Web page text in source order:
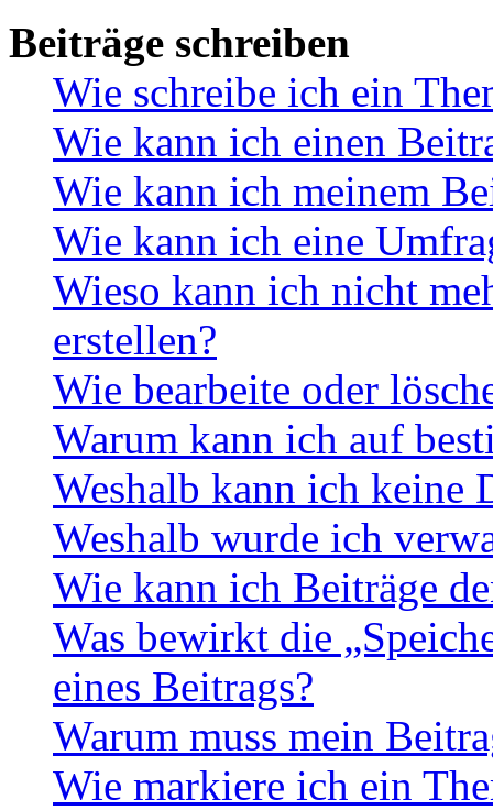
Beiträge schreiben
Wie schreibe ich ein
Wie kann ich einen
Wie kann ich meinem
Wie kann ich eine
Wieso kann ich nicht
erstellen?
Wie bearbeite oder
Warum kann ich auf
Weshalb kann ich keine
Weshalb wurde ich
Wie kann ich Beiträge
Was bewirkt die
eines Beitrags?
Warum muss mein
Wie markiere ich ein